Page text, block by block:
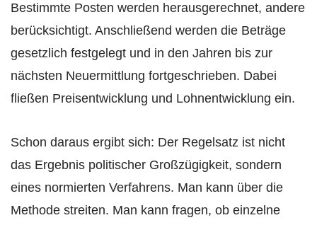
Bestimmte Posten werden herausgerechnet, andere
berücksichtigt. Anschließend werden die Beträge
gesetzlich festgelegt und in den Jahren bis zur
nächsten Neuermittlung fortgeschrieben. Dabei
fließen Preisentwicklung und Lohnentwicklung ein.
Schon daraus ergibt sich: Der Regelsatz ist nicht
das Ergebnis politischer Großzügigkeit, sondern
eines normierten Verfahrens. Man kann über die
Methode streiten. Man kann fragen, ob einzelne